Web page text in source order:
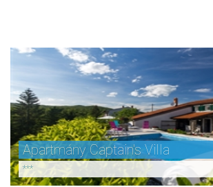
Apartmány Captain's Villa
***